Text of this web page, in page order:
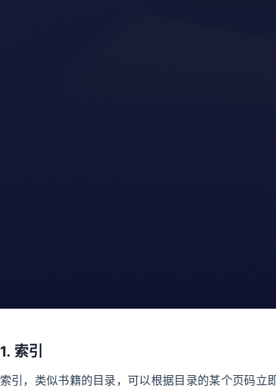
1. 索引
索引，类似书籍的目录，可以根据目录的某个页码立